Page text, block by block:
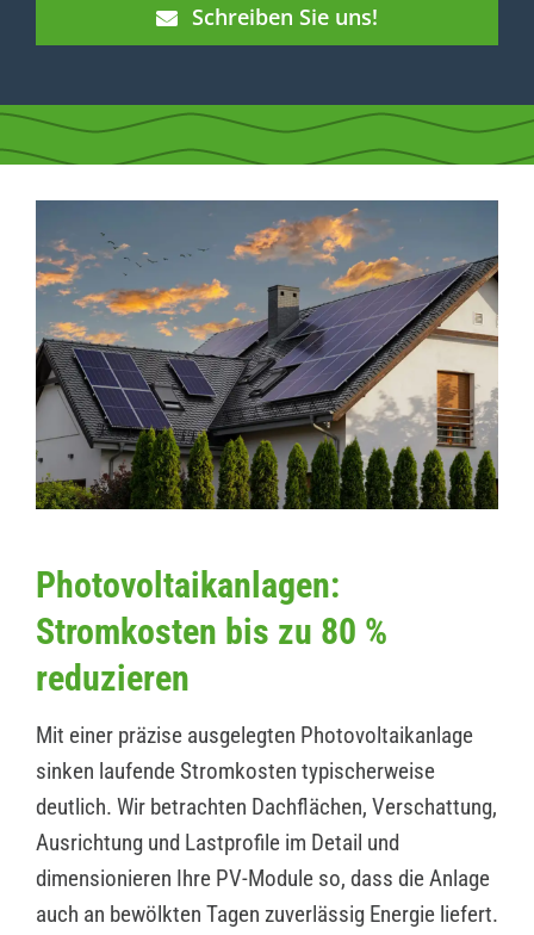
Schreiben Sie uns!
Photovoltaikanlagen:
Stromkosten bis zu 80 %
reduzieren
Mit einer präzise ausgelegten Photovoltaikanlage
sinken laufende Stromkosten typischerweise
deutlich. Wir betrachten Dachflächen, Verschattung,
Ausrichtung und Lastprofile im Detail und
dimensionieren Ihre PV-Module so, dass die Anlage
auch an bewölkten Tagen zuverlässig Energie liefert.